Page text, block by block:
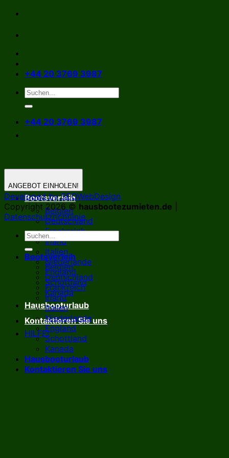
Zum
springen
+44 20 3769 3987
+44 20 3769 3987
Bootsverleih
Belgien
Deutschland
Frankreich
Irland
Italien
Niederlande
England
Schottland
Kanada
Hausbooturlaub
Kontaktieren Sie uns
HILFE!
ANGEBOT EINHOLEN!
Developed by SEOWebDesign
Copyright 2026 © hausbootezumieten.de
Datenschutzrichtlinie
Bootsverleih
Belgien
Deutschland
Frankreich
Irland
Italien
Niederlande
England
Schottland
Kanada
Hausbooturlaub
Kontaktieren Sie uns